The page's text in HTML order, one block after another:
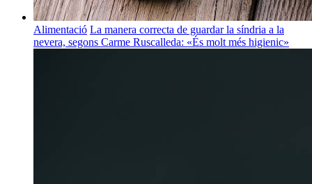
Alimentació La manera correcta de guardar la síndria a la
nevera, segons Carme Ruscalleda: «És molt més higienic»